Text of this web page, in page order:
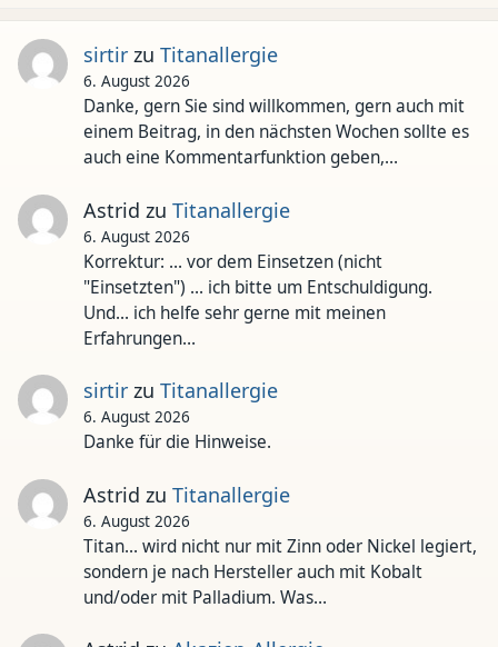
sirtirzu Titanallergie
6. August 2026
Danke, gern Sie sind willkommen, gern auch mit
einem Beitrag, in den nächsten Wochen sollte es
auch eine Kommentarfunktion geben,…
Astrid zu Titanallergie
6. August 2026
Korrektur: ... vor dem Einsetzen (nicht
"Einsetzten") ... ich bitte um Entschuldigung.
Und... ich helfe sehr gerne mit meinen
Erfahrungen…
sirtirzu Titanallergie
6. August 2026
Danke für die Hinweise.
Astrid zu Titanallergie
6. August 2026
Titan... wird nicht nur mit Zinn oder Nickel legiert,
sondern je nach Hersteller auch mit Kobalt
und/oder mit Palladium. Was…